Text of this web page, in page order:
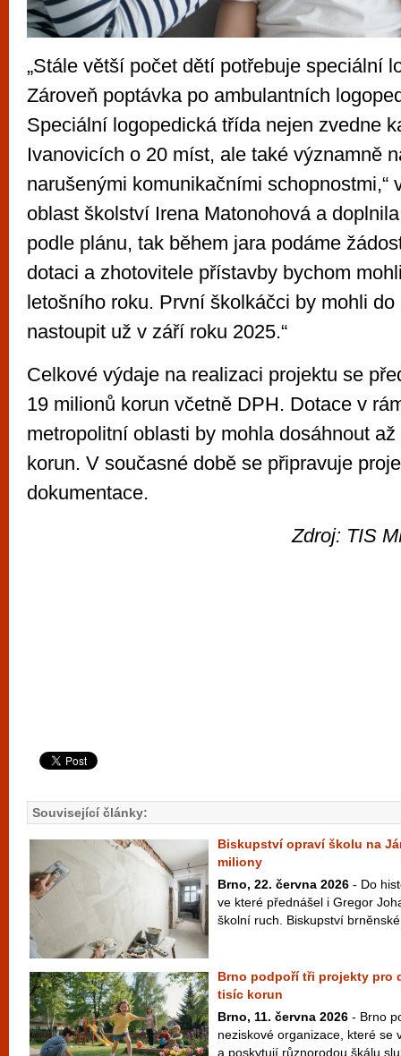
„Stále větší počet dětí potřebuje speciální
Zároveň poptávka po ambulantních
Speciální logopedická třída nejen zvedne
Ivanovicích o 20 míst, ale také významně
narušenými komunikačními schopnostmi,“
oblast školství Irena Matonohová a
podle plánu, tak během jara podáme
dotaci a zhotovitele přístavby bychom
letošního roku. První školkáčci by mohli do
nastoupit už v září roku 2025.“
Celkové výdaje na realizaci projektu se
19 milionů korun včetně DPH. Dotace v
metropolitní oblasti by mohla dosáhnout
korun. V současné době se připravuje
dokumentace.
Zdroj: TIS
Související články:
Biskupství opraví školu na
miliony
Brno, 22. června 2026 - Do
ve které přednášel i Gregor
školní ruch. Biskupství
Brno podpoří tři projekty pro
tisíc korun
Brno, 11. června 2026 - Brno
neziskové organizace, které se
a poskytují různorodou škálu